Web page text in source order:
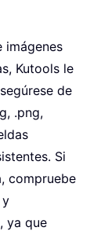
imágenes
Kutools le
de
.png,
Si
compruebe
y
ya que